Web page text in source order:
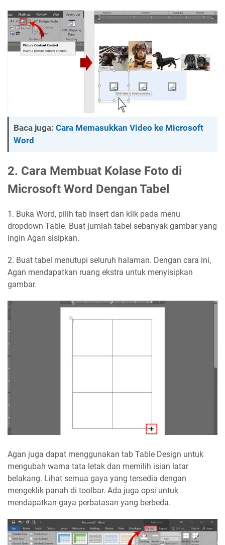
Baca juga: Cara Memasukkan Video ke Microsoft
Word
2. Cara Membuat Kolase Foto di
Microsoft Word Dengan Tabel
1. Buka Word, pilih tab Insert dan klik pada menu
dropdown Table. Buat jumlah tabel sebanyak gambar yang
ingin Agan sisipkan.
2. Buat tabel menutupi seluruh halaman. Dengan cara ini,
Agan mendapatkan ruang ekstra untuk menyisipkan
gambar.
Agan juga dapat menggunakan tab Table Design untuk
mengubah warna tata letak dan memilih isian latar
belakang. Lihat semua gaya yang tersedia dengan
mengeklik panah di toolbar. Ada juga opsi untuk
mendapatkan gaya perbatasan yang berbeda.